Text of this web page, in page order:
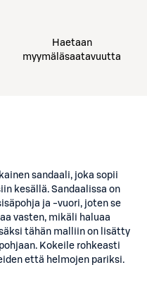
Haetaan
myymäläsaatavuutta
sandaali, joka sopii
kesällä. Sandaalissa on
ja -vuori, joten se
vasten, mikäli haluaa
tähän malliin on lisätty
Kokeile rohkeasti
että helmojen pariksi.